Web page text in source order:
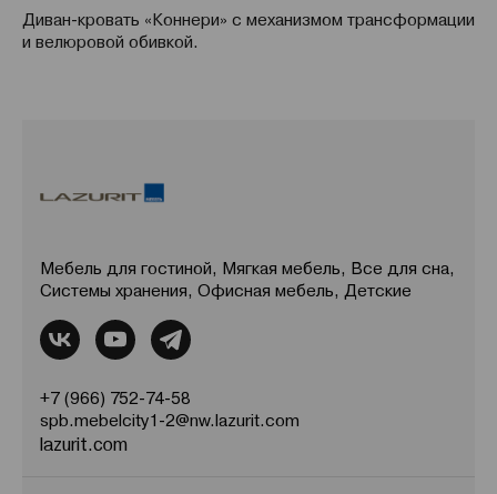
Диван-кровать «Коннери» с механизмом трансформации
и велюровой обивкой.
Мебель для гостиной, Мягкая мебель, Все для сна,
Системы хранения, Офисная мебель, Детские
+7 (966) 752-74-58
spb.mebelcity1-2@nw.lazurit.com
lazurit.com